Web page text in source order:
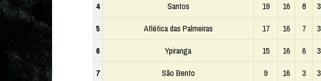
4
Santos 19 16 8 3
5
Atlética das Palmeiras 17 16 7 3
6
Ypiranga 15 16 6 3
7
São Bento 9 16 3 3